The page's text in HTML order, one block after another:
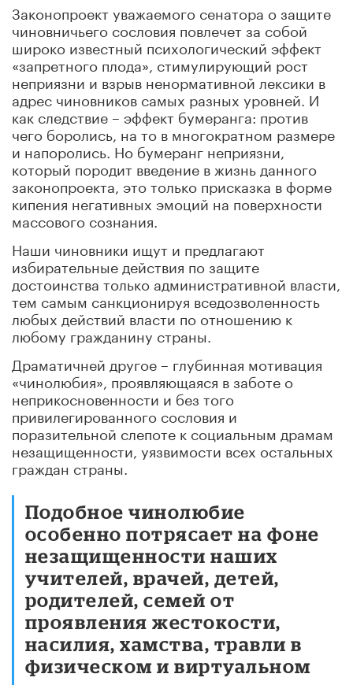
Законопроект уважаемого сенатора о защите
чиновничьего сословия повлечет за собой
широко известный психологический эффект
«запретного плода», стимулирующий рост
неприязни и взрыв ненормативной лексики в
адрес чиновников самых разных уровней. И
как следствие – эффект бумеранга: против
чего боролись, на то в многократном размере
и напоролись. Но бумеранг неприязни,
который породит введение в жизнь данного
законопроекта, это только присказка в форме
кипения негативных эмоций на поверхности
массового сознания.
Наши чиновники ищут и предлагают
избирательные действия по защите
достоинства только административной власти,
тем самым санкционируя вседозволенность
любых действий власти по отношению к
любому гражданину страны.
Драматичней другое – глубинная мотивация
«чинолюбия», проявляющаяся в заботе о
неприкосновенности и без того
привилегированного сословия и
поразительной слепоте к социальным драмам
незащищенности, уязвимости всех остальных
граждан страны.
Подобное чинолюбие
особенно потрясает на фоне
незащищенности наших
учителей, врачей, детей,
родителей, семей от
проявления жестокости,
насилия, хамства, травли в
физическом и виртуальном